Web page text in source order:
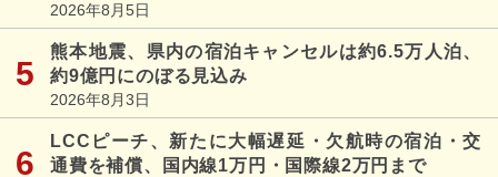
2026年8月5日
熊本地震、県内の宿泊キャンセルは約6.5万人泊、
約9億円にのぼる見込み
2026年8月3日
LCCピーチ、新たに大幅遅延・欠航時の宿泊・交
通費を補償、国内線1万円・国際線2万円まで